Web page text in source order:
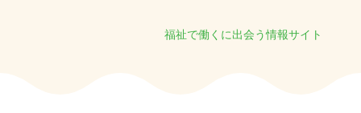
福祉で働くに出会う情報サイト